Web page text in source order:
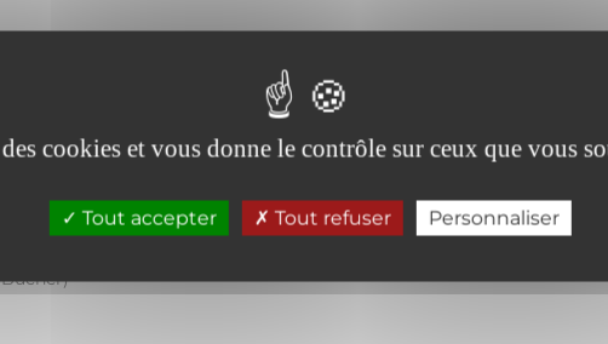
cookies et vous donne le contrôle sur ceux que vous
Tout accepter Tout refuser Personnaliser
Bûcher)